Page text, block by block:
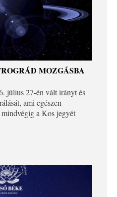
MOZGÁSBA
július 27-én vált irányt és
ami egészen
a Kos jegyét